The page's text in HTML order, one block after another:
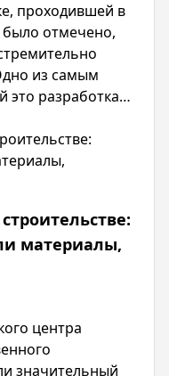
проходившей в
из самым
представил
территориально
На предприятии
РОСОМЗ .
материалы,
центра
значительный